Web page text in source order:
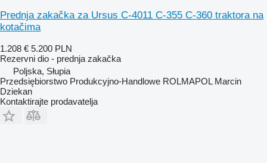
Prednja zakačka za Ursus C-4011 C-355 C-360 traktora na
kotačima
1.208 € 5.200 PLN
Rezervni dio - prednja zakačka
Poljska, Słupia
Przedsiębiorstwo Produkcyjno-Handlowe ROLMAPOL Marcin
Dziekan
Kontaktirajte prodavatelja